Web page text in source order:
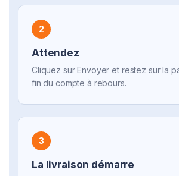
2
Attendez
Cliquez sur Envoyer et restez sur la
fin du compte à rebours.
3
La livraison démarre